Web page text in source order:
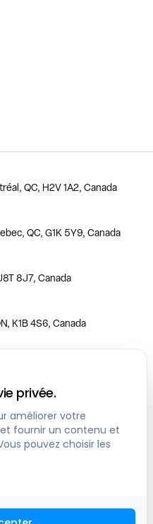
QC, H2V 1A2, Canada
QC, G1K 5Y9, Canada
8J7, Canada
K1B 4S6, Canada
M3C 3E5, Canada
V6P 6G5, Canada
2T8, Canada
privée.
améliorer votre
fournir un contenu et
pouvez choisir les